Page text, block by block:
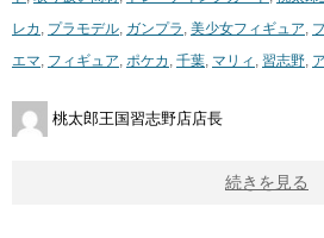
レカ , プラモデル, ガンプラ , 美少女フィギュア,
エマ, フィギュア, ポケカ , 千葉, マリィ , 習志野,
桃太郎王国習志野店店長
続きを見る